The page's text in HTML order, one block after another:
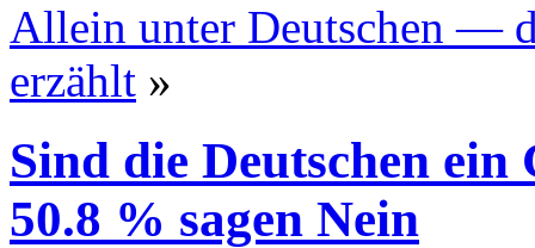
Allein unter Deutschen —
erzählt »
Sind die Deutschen
50.8 % sagen Nein